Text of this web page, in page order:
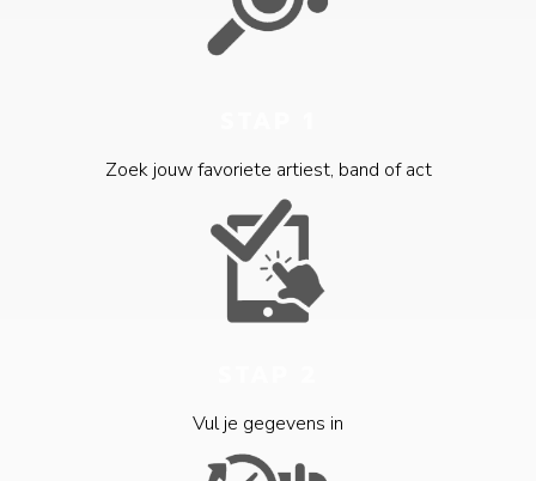
Zoek jouw favoriete artiest, band of act
Vul je gegevens in